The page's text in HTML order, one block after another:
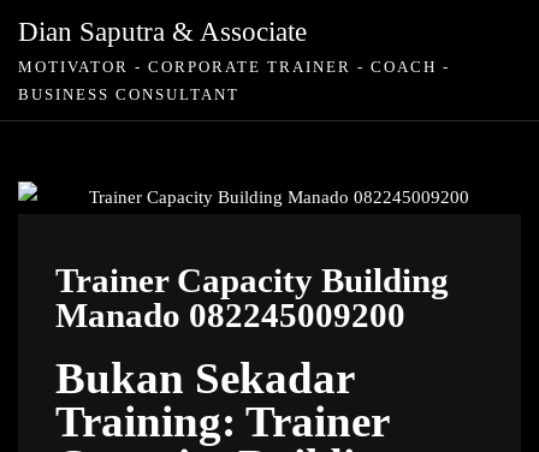
Dian Saputra & Associate
MOTIVATOR - CORPORATE TRAINER - COACH -
BUSINESS CONSULTANT
Trainer Capacity Building
Manado 082245009200
Bukan Sekadar
Training: Trainer